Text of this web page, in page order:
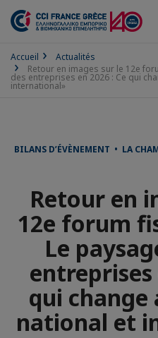
Accueil
Actualités
Retour en images sur le 12e
des entreprises en 2026 : Ce qui
international»
BILANS D’ÉVÈNEMENT • LA
Retour en
12e forum
Le
entreprises
qui change
national et